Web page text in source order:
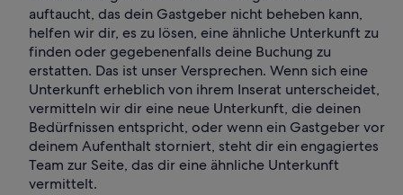
auftaucht, das dein Gastgeber nicht beheben kann,
helfen wir dir, es zu lösen, eine ähnliche Unterkunft zu
finden oder gegebenenfalls deine Buchung zu
erstatten. Das ist unser Versprechen. Wenn sich eine
Unterkunft erheblich von ihrem Inserat unterscheidet,
vermitteln wir dir eine neue Unterkunft, die deinen
Bedürfnissen entspricht, oder wenn ein Gastgeber vor
deinem Aufenthalt storniert, steht dir ein engagiertes
Team zur Seite, das dir eine ähnliche Unterkunft
vermittelt.